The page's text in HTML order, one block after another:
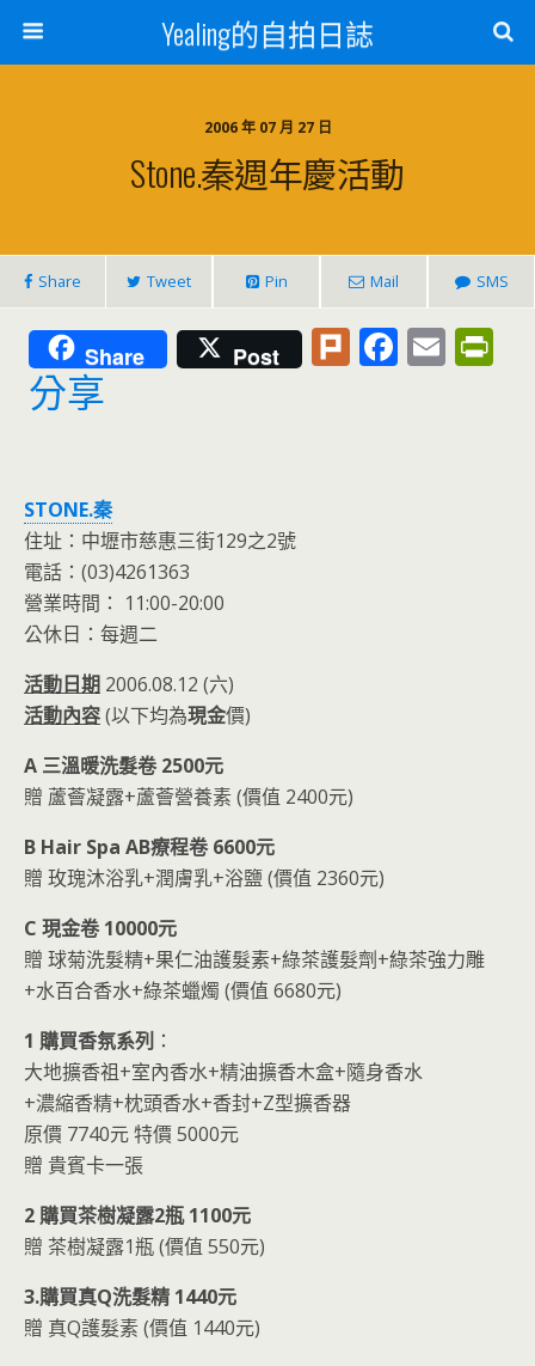
Yealing的自拍日誌
2006 年 07 月 27 日
Stone.秦週年慶活動
Share Tweet Pin Mail SMS
Share Post Pl F E
分享
STONE.秦
住址：中壢市慈惠三街129之2號
電話：(03)4261363
營業時間： 11:00-20:00
公休日：每週二
活動日期 2006.08.12 (六)
活動內容(以下均為現金價)
A 三溫暖洗髮卷 2500元
贈 蘆薈凝露+蘆薈營養素 (價值 2400元)
B Hair Spa AB療程卷 6600元
贈 玫瑰沐浴乳+潤膚乳+浴鹽 (價值 2360元)
C 現金卷 10000元
贈 球菊洗髮精+果仁油護髮素+綠茶護髮劑+綠茶強力雕
+水百合香水+綠茶蠟燭 (價值 6680元)
1 購買香氛系列 ：
大地擴香祖+室內香水+精油擴香木盒+隨身香水
+濃縮香精+枕頭香水+香封+Z型擴香器
原價 7740元 特價 5000元
贈 貴賓卡一張
2 購買茶樹凝露2瓶 1100元
贈 茶樹凝露1瓶 (價值 550元)
3.購買真Q洗髮精 1440元
贈 真Q護髮素 (價值 1440元)